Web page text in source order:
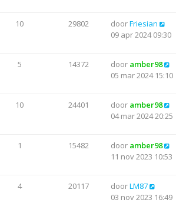
10 29802 doorFriesian
09 apr 2024 09:30
5 14372 door amber98
05 mar 2024 15:10
10 24401 door amber98
04 mar 2024 20:25
1 15482 door amber98
11 nov 2023 10:53
4 20117 doorLM87
03 nov 2023 16:49